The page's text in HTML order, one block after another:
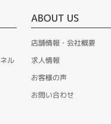
ル
ABOUT US
店舗情報・会社概要
求人情報
お客様の声
お問い合わせ